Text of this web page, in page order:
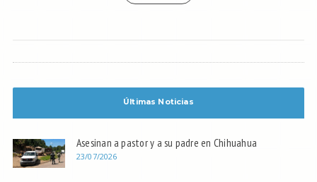
Últimas Noticias
Asesinan a pastor y a su padre en Chihuahua
23/07/2026